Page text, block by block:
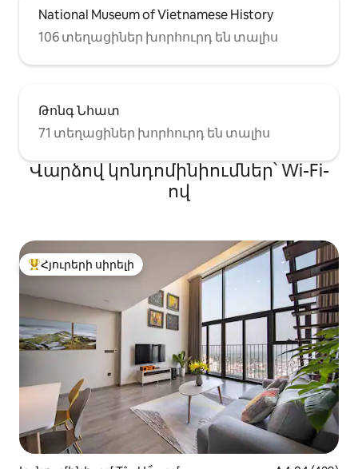
National Museum of Vietnamese History
106 տեղացիներ խորհուրդ են տալիս
Թոնգ Նհատ
71 տեղացիներ խորհուրդ են տալիս
Վարձով կոնդոմինիումներ՝ Wi-Fi-
ով
Հյուրերի սիրելի լավագույն տները
Հյուրերի սիրելի